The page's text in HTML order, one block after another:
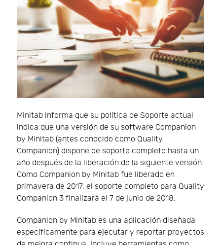
Minitab informa que su política de Soporte actual
indica que una versión de su software Companion
by Minitab (antes conocido como Quality
Companion) dispone de soporte completo hasta un
año después de la liberación de la siguiente versión.
Como Companion by Minitab fue liberado en
primavera de 2017, el soporte completo para Quality
Companion 3 finalizará el 7 de junio de 2018.
Companion by Minitab es una aplicación diseñada
específicamente para ejecutar y reportar proyectos